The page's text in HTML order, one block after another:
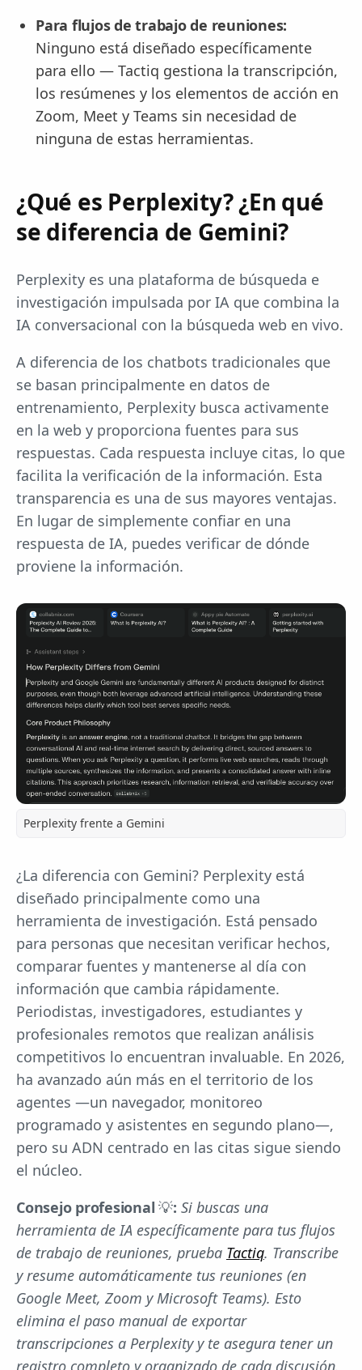
Para flujos de trabajo de reuniones:
Ninguno está diseñado específicamente
para ello — Tactiq gestiona la transcripción,
los resúmenes y los elementos de acción en
Zoom, Meet y Teams sin necesidad de
ninguna de estas herramientas.
¿Qué es Perplexity? ¿En qué
se diferencia de Gemini?
Perplexity es una plataforma de búsqueda e
investigación impulsada por IA que combina la
IA conversacional con la búsqueda web en vivo.
A diferencia de los chatbots tradicionales que
se basan principalmente en datos de
entrenamiento, Perplexity busca activamente
en la web y proporciona fuentes para sus
respuestas. Cada respuesta incluye citas, lo que
facilita la verificación de la información. Esta
transparencia es una de sus mayores ventajas.
En lugar de simplemente confiar en una
respuesta de IA, puedes verificar de dónde
proviene la información.
Perplexity frente a Gemini
¿La diferencia con Gemini? Perplexity está
diseñado principalmente como una
herramienta de investigación. Está pensado
para personas que necesitan verificar hechos,
comparar fuentes y mantenerse al día con
información que cambia rápidamente.
Periodistas, investigadores, estudiantes y
profesionales remotos que realizan análisis
competitivos lo encuentran invaluable. En 2026,
ha avanzado aún más en el territorio de los
agentes —un navegador, monitoreo
programado y asistentes en segundo plano—,
pero su ADN centrado en las citas sigue siendo
el núcleo.
Consejo profesional 💡: Si buscas una
herramienta de IA específicamente para tus flujos
de trabajo de reuniones, prueba Tactiq. Transcribe
y resume automáticamente tus reuniones (en
Google Meet, Zoom y Microsoft Teams). Esto
elimina el paso manual de exportar
transcripciones a Perplexity y te asegura tener un